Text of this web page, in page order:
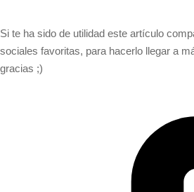
Si te ha sido de utilidad este artículo
sociales favoritas, para hacerlo llegar a
gracias ;)